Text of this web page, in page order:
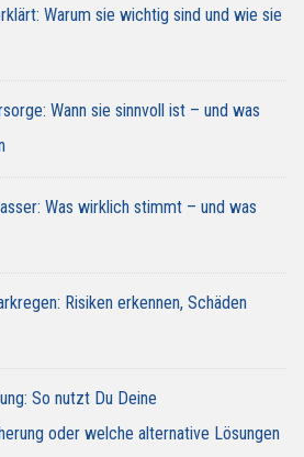
Warum sie wichtig sind und wie sie
Wann sie sinnvoll ist – und was
Was wirklich stimmt – und was
Risiken erkennen, Schäden
So nutzt Du Deine
oder welche alternative Lösungen